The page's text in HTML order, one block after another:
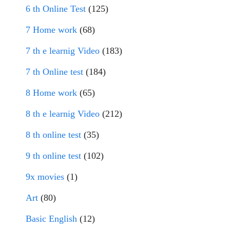
6 th Online Test (125)
7 Home work (68)
7 th e learnig Video (183)
7 th Online test (184)
8 Home work (65)
8 th e learnig Video (212)
8 th online test (35)
9 th online test (102)
9x movies (1)
Art (80)
Basic English (12)